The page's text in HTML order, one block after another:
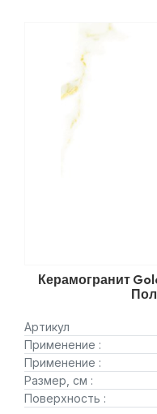
Керамогранит
Артикул
Применение :
Применение :
Размер, см :
Поверхность :